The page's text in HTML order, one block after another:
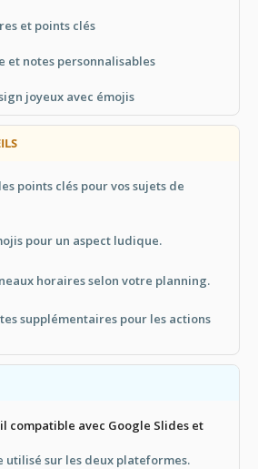
et points clés
et notes personnalisables
joyeux avec émojis
points clés pour vos sujets de
pour un aspect ludique.
horaires selon votre planning.
supplémentaires pour les actions
compatible avec Google Slides et
utilisé sur les deux plateformes.